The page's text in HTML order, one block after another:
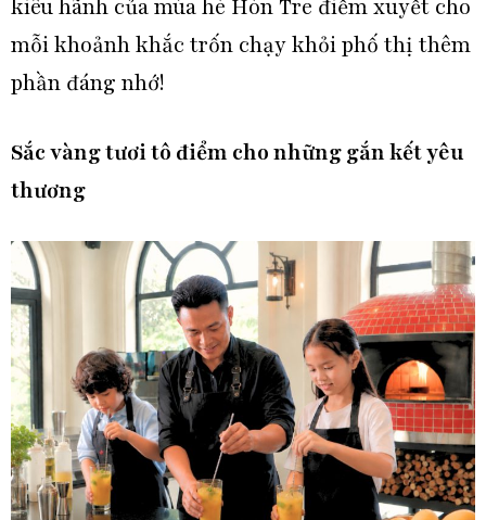
kiêu hãnh của mùa hè Hòn Tre điểm xuyết cho
mỗi khoảnh khắc trốn chạy khỏi phố thị thêm
phần đáng nhớ!
Sắc vàng tươi tô điểm cho những gắn kết yêu
thương